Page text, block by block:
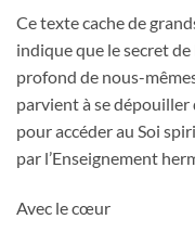
Ce texte cache de
indique que le secret de
profond de nous-
parvient à se dépouiller
pour accéder au Soi
par l’Enseignement
Avec le cœur